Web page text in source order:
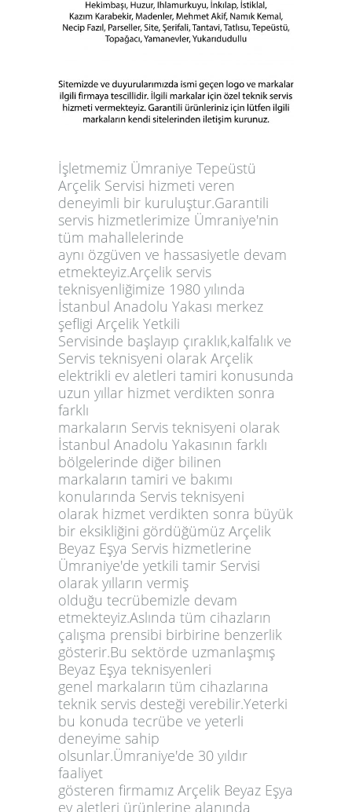
İşletmemiz Ümraniye Tepeüstü
Arçelik Servisi hizmeti veren
deneyimli bir kuruluştur.Garantili
servis hizmetlerimize Ümraniye'nin
tüm mahallelerinde
aynı özgüven ve hassasiyetle devam
etmekteyiz.Arçelik servis
teknisyenliğimize 1980 yılında
İstanbul Anadolu Yakası merkez
şefligi Arçelik Yetkili
Servisinde başlayıp çıraklık,kalfalık ve
Servis teknisyeni olarak Arçelik
elektrikli ev aletleri tamiri konusunda
uzun yıllar hizmet verdikten sonra
farklı
markaların Servis teknisyeni olarak
İstanbul Anadolu Yakasının farklı
bölgelerinde diğer bilinen
markaların tamiri ve bakımı
konularında Servis teknisyeni
olarak hizmet verdikten sonra büyük
bir eksikliğini gördüğümüz Arçelik
Beyaz Eşya Servis hizmetlerine
Ümraniye'de yetkili tamir Servisi
olarak yılların vermiş
olduğu tecrübemizle devam
etmekteyiz.Aslında tüm cihazların
çalışma prensibi birbirine benzerlik
gösterir.Bu sektörde uzmanlaşmış
Beyaz Eşya teknisyenleri
genel markaların tüm cihazlarına
teknik servis desteği verebilir.Yeterki
bu konuda tecrübe ve yeterli
deneyime sahip
olsunlar.Ümraniye'de 30 yıldır
faaliyet
gösteren firmamız Arçelik Beyaz Eşya
ev aletleri ürünlerine alanında